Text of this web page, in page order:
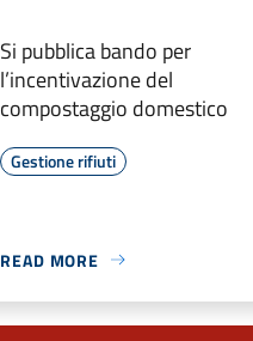
Si pubblica bando per
l’incentivazione del
compostaggio domestico
Gestione rifiuti
READ MORE